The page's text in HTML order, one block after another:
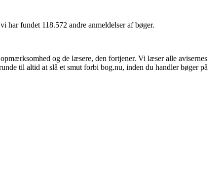
har fundet 118.572 andre anmeldelser af bøger.
og de læsere, den fortjener. Vi læser alle avisernes
til altid at slå et smut forbi bog.nu, inden du handler bøger på